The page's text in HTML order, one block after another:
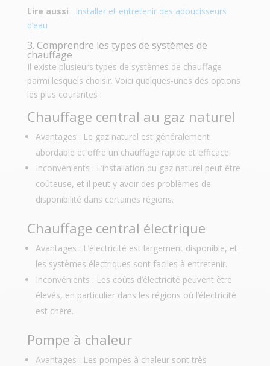
Lire aussi : Installer et entretenir des adoucisseurs
d’eau
3. Comprendre les types de systèmes de
chauffage
Il existe plusieurs types de systèmes de chauffage
parmi lesquels choisir. Voici quelques-unes des options
les plus courantes :
Chauffage central au gaz naturel
Avantages : Le gaz naturel est généralement
abordable et offre un chauffage rapide et efficace.
Inconvénients : L’installation du gaz naturel peut être
coûteuse, et il peut y avoir des problèmes de
disponibilité dans certaines régions.
Chauffage central électrique
Avantages : L’électricité est largement disponible, et
les systèmes électriques sont faciles à entretenir.
Inconvénients : Les coûts d’électricité peuvent être
élevés, en particulier dans les régions où l’électricité
est chère.
Pompe à chaleur
Avantages : Les pompes à chaleur sont très